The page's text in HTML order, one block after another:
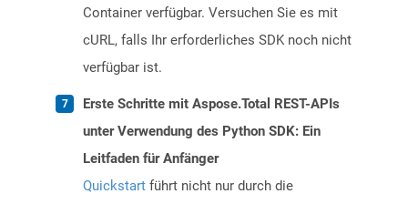
Container verfügbar. Versuchen Sie es mit
cURL, falls Ihr erforderliches SDK noch nicht
verfügbar ist.
Erste Schritte mit Aspose.Total REST-APIs
unter Verwendung des Python SDK: Ein
Leitfaden für Anfänger
Quickstart führt nicht nur durch die